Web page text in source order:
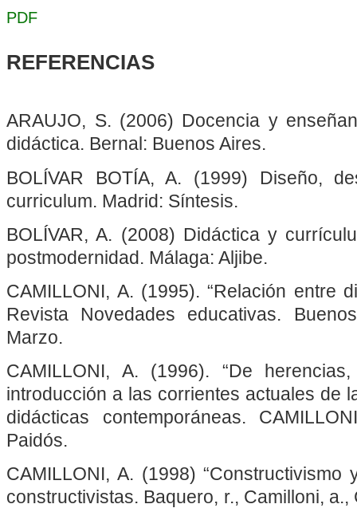
PDF
REFERENCIAS
ARAUJO, S. (2006) Docencia y
didáctica. Bernal: Buenos Aires.
BOLÍVAR BOTÍA, A. (1999) Diseño,
curriculum. Madrid: Síntesis.
BOLÍVAR, A. (2008) Didáctica y
postmodernidad. Málaga: Aljibe.
CAMILLONI, A. (1995). “Relación entre
Revista Novedades educativas.
Marzo.
CAMILLONI, A. (1996). “De
introducción a las corrientes actuales de
didácticas contemporáneas.
Paidós.
CAMILLONI, A. (1998) “Constructivismo
constructivistas. Baquero, r., Camilloni,